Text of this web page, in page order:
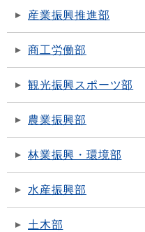
産業振興推進部
商工労働部
観光振興スポーツ部
農業振興部
林業振興・環境部
水産振興部
土木部